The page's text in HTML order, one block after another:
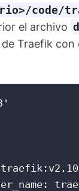
code/
el archivo
de Traefik con